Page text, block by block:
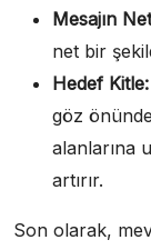
Mesajın
net bir
Hedef Kitle:
göz
alanlarına
artırır.
Son olarak,